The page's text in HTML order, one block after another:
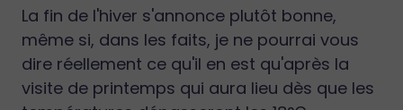
La fin de l'hiver s'annonce plutôt bonne,
même si, dans les faits, je ne pourrai vous
dire réellement ce qu'il en est qu'après la
visite de printemps qui aura lieu dès que les